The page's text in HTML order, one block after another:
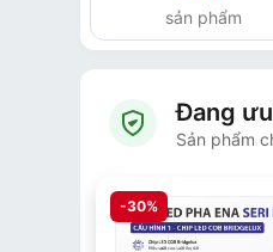
sản phẩm
Đang
Sản phẩm
-30%